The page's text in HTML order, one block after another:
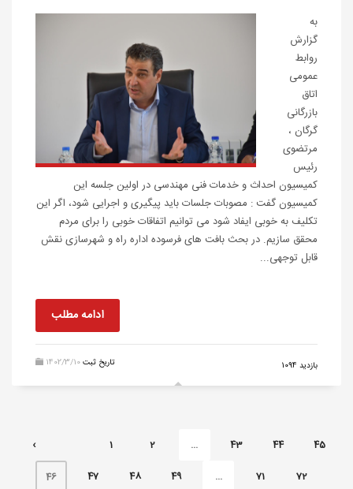
به
گزارش
روابط
عمومی
اتاق
بازرگانی
گرگان ،
مرتضوی
رئیس
کمیسیون احداث و خدمات فنی مهندسی در اولین جلسه این
کمیسیون گفت : مصوبات جلسات باید پیگیری و اجرایی شود، اگر این
تکلیف به خوبی ایفاد شود می توانیم اتفاقات خوبی را برای مردم
محقق سازیم. در بحث بافت های فرسوده اداره راه و شهرسازی نقش
قابل توجهی...
ادامه مطلب
1402/3/10تاریخ ثبت بازدید 1094
‹ 1 2 ... 43 44 45
46 47 48 49 ... 71
72